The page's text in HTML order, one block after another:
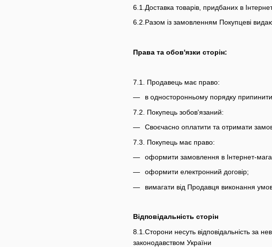
6.1.Доставка товарів, придбаних в
6.2.Разом із замовленням Покупцеві
Права та обов'язки сторін:
7.1. Продавець має право:
в односторонньому порядку
7.2. Покупець зобов'язаний:
Своєчасно оплатити та отримати
7.3. Покупець має право:
оформити замовлення в Інтернет-
оформити електронний договір;
вимагати від Продавця виконання
Відповідальність сторін
8.1.Сторони несуть відповідальність за
законодавством України